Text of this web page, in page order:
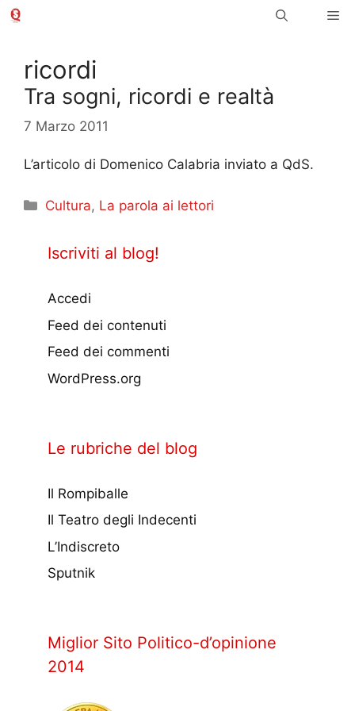
Vai
ricordi
Tra sogni, ricordi e realtà
7 Marzo 2011
L’articolo di Domenico Calabria inviato a QdS.
Categorie
Cultura, La parola ai lettori
Iscriviti al blog!
Accedi
Feed dei contenuti
Feed dei commenti
WordPress.org
Le rubriche del blog
Il Rompiballe
Il Teatro degli Indecenti
L’Indiscreto
Sputnik
Miglior Sito Politico-d’opinione
2014